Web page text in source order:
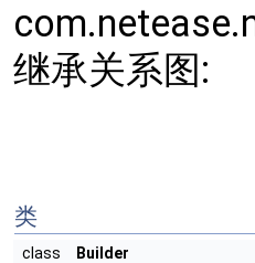
继承关系图:
类
class Builder